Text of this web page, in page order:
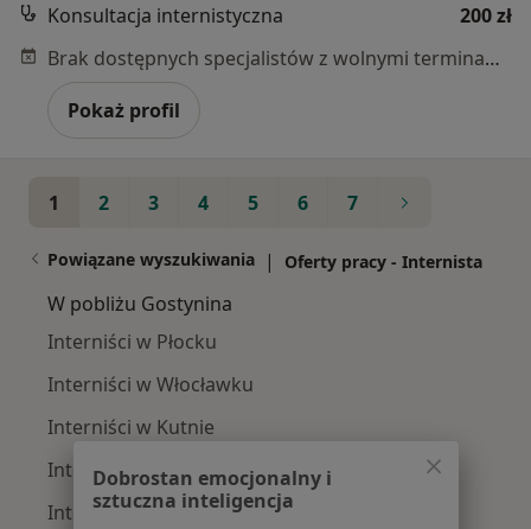
Konsultacja internistyczna
200 zł
Brak dostępnych specjalistów z wolnymi terminami w tym centrum medycznym.
Pokaż profil
1 2 3 4 5 6 7
Powiązane wyszukiwania | Oferty pracy - Internista
W pobliżu Gostynina
Interniści w Płocku
Interniści w Włocławku
Interniści w Kutnie
Interniści w Łowiczu
Interniści w Łęczycy
Dobrostan emocjonalny i
sztuczna inteligencja